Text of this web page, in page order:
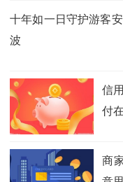
十年如一日守护游客
波
信
付
商